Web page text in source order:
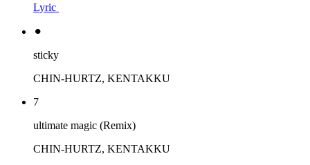
Lyric
⚫︎
sticky
CHIN-HURTZ, KENTAKKU
7
ultimate magic (Remix)
CHIN-HURTZ, KENTAKKU